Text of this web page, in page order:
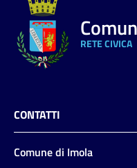
RETE CIVICA
CONTATTI
Comune di Imola